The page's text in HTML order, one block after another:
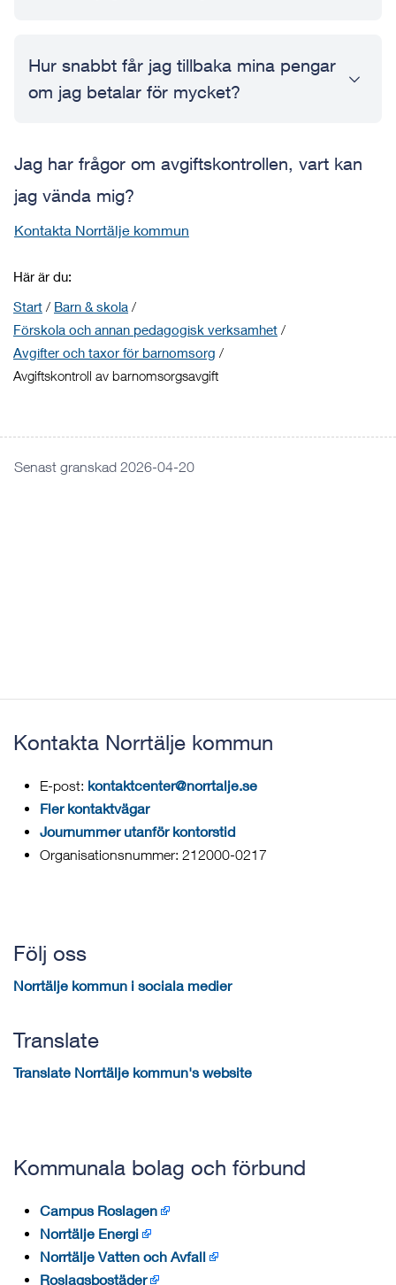
Hur snabbt får jag tillbaka mina pengar
om jag betalar för mycket?
Jag har frågor om avgiftskontrollen, vart kan
jag vända mig?
Kontakta Norrtälje kommun
Här är du:
Start / Barn & skola /
Förskola och annan pedagogisk verksamhet /
Avgifter och taxor för barnomsorg /
Avgiftskontroll av barnomsorgsavgift
Senast granskad 2026-04-20
Kontakta Norrtälje kommun
E-post: kontaktcenter@norrtalje.se
Fler kontaktvägar
Journummer utanför kontorstid
Organisationsnummer: 212000-0217
Följ oss
Norrtälje kommun i sociala medier
Translate
Translate Norrtälje kommun's website
Kommunala bolag och förbund
Campus Roslagen
Norrtälje Energi
Norrtälje Vatten och Avfall
Roslagsbostäder